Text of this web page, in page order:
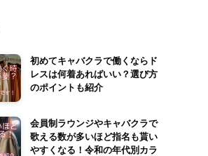
初めてキャバクラで働くならド
レスは何着あればいい？選び方
のポイントも紹介
会員制ラウンジやキャバクラで
歌える数が多いほど指名も貰い
やすくなる！令和の年代別カラ